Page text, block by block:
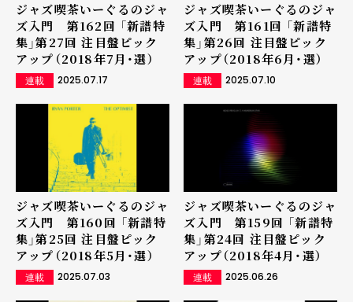
ジャズ喫茶いーぐるのジャ
ズ入門 第162回 「新譜特
集」第27回 注目盤ピック
アップ（2018年7月・選）
連載 2025.07.17
ジャズ喫茶いーぐるのジャ
ズ入門 第161回 「新譜特
集」第26回 注目盤ピック
アップ（2018年6月・選）
連載 2025.07.10
ジャズ喫茶いーぐるのジャ
ズ入門 第160回 「新譜特
集」第25回 注目盤ピック
アップ（2018年5月・選）
連載 2025.07.03
ジャズ喫茶いーぐるのジャ
ズ入門 第159回 「新譜特
集」第24回 注目盤ピック
アップ（2018年4月・選）
連載 2025.06.26